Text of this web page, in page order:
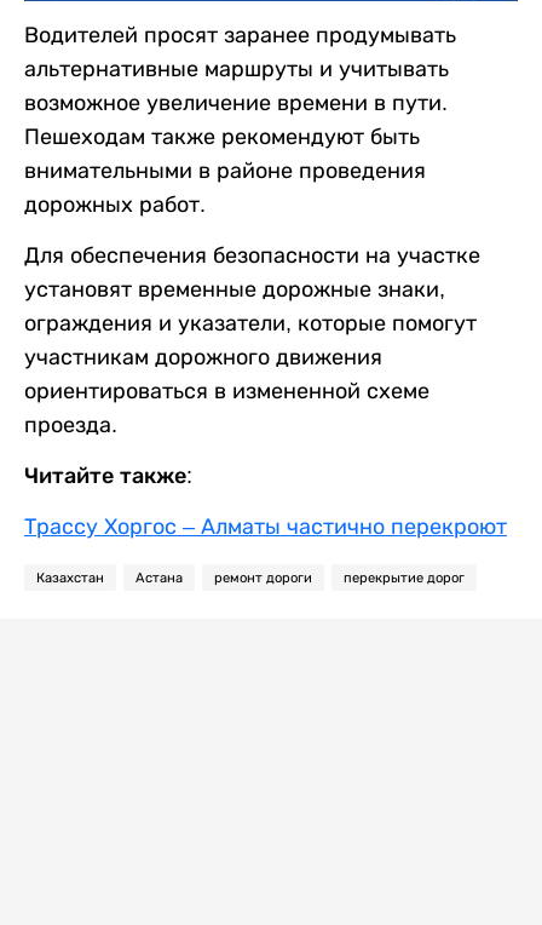
Водителей просят заранее продумывать
альтернативные маршруты и учитывать
возможное увеличение времени в пути.
Пешеходам также рекомендуют быть
внимательными в районе проведения
дорожных работ.
Для обеспечения безопасности на участке
установят временные дорожные знаки,
ограждения и указатели, которые помогут
участникам дорожного движения
ориентироваться в измененной схеме
проезда.
Читайте также:
Трассу Хоргос – Алматы частично перекроют
Казахстан Астана ремонт дороги перекрытие дорог